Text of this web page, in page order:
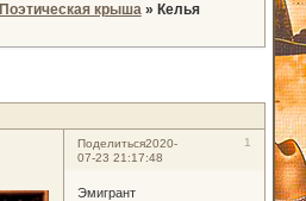
Поэтическая крыша » Келья
Поделиться 1
2020-
07-23 21:17:48
Эмигрант